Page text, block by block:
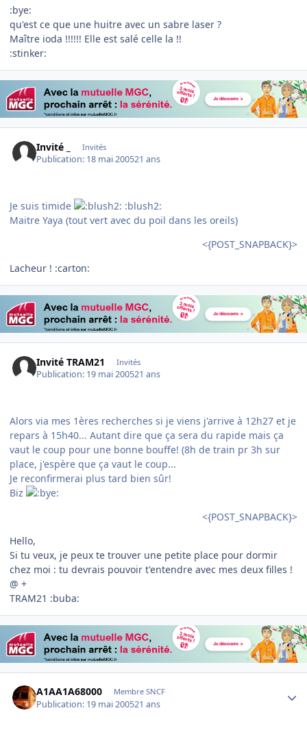
:bye:
qu'est ce que une huitre avec un sabre laser ?
Maître ioda !!!!!! Elle est salé celle la !!
:stinker:
Invité _ Invités
Publication: 18 mai 200521 ans
Je suis timide
:blush2:
Maitre Yaya (tout vert avec du poil dans les oreils)
<{POST_SNAPBACK}>
Lacheur ! :carton:
Invité TRAM21 Invités
Publication: 19 mai 200521 ans
Alors via mes 1ères recherches si je viens j'arrive à 12h27 et je
repars à 15h40... Autant dire que ça sera du rapide mais ça
vaut le coup pour une bonne bouffe! (8h de train pr 3h sur
place, j'espère que ça vaut le coup...
Je reconfirmerai plus tard bien sûr!
Biz
<{POST_SNAPBACK}>
Hello,
Si tu veux, je peux te trouver une petite place pour dormir
chez moi : tu devrais pouvoir t'entendre avec mes deux filles !
@ +
TRAM21 :buba:
A1AA1A68000 Membre SNCF
Publication: 19 mai 200521 ans